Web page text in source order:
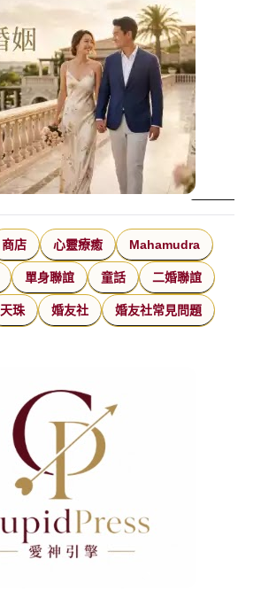
商店 心靈療癒 Mahamudra
單身聯誼 童話 二婚聯誼
天珠 婚友社 婚友社常見問題